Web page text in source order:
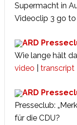
Supermacht in
Videoclip 3 go to
ARD
Wie lange hält
video
transcript
ARD
Presseclub:
für die CDU?